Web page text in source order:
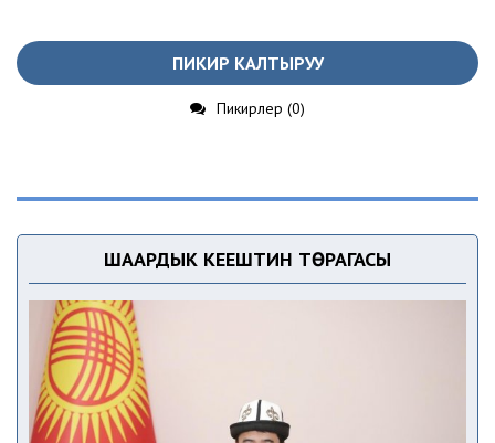
ПИКИР КАЛТЫРУУ
Пикирлер (0)
ШААРДЫК КЕҢЕШТИН ТӨРАГАСЫ